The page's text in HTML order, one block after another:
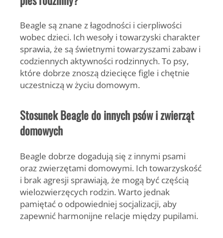
Beagle są znane z łagodności i cierpliwości
wobec dzieci. Ich wesoły i towarzyski charakter
sprawia, że są świetnymi towarzyszami zabaw i
codziennych aktywności rodzinnych. To psy,
które dobrze znoszą dziecięce figle i chętnie
uczestniczą w życiu domowym.
Stosunek Beagle do innych psów i zwierząt
domowych
Beagle dobrze dogadują się z innymi psami
oraz zwierzętami domowymi. Ich towarzyskość
i brak agresji sprawiają, że mogą być częścią
wielozwierzęcych rodzin. Warto jednak
pamiętać o odpowiedniej socjalizacji, aby
zapewnić harmonijne relacje między pupilami.